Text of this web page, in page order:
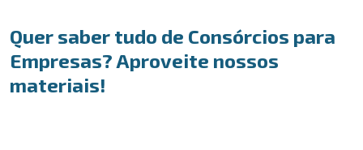
Quer saber tudo de Consórcios para
Empresas? Aproveite nossos
materiais!